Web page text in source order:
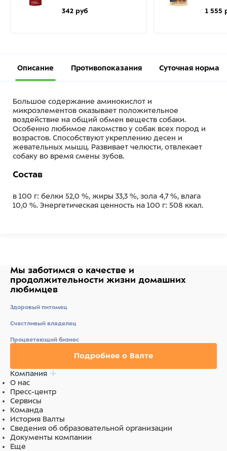
342 руб 1 555
Описание Противопоказания Суточная норма
Большое содержание аминокислот и
микроэлементов оказывает положительное
воздействие на общий обмен веществ собаки.
Особенно любимое лакомство у собак всех пород и
возрастов. Способствуют укреплению десен и
жевательных мышц. Развивает челюсти, отвлекает
собаку во время смены зубов.
Состав
в 100 г: белки 52,0 %, жиры 33,3 %, зола 4,7 %, влага
10,0 %. Энергетическая ценность на 100 г: 508 ккал.
Мы заботимся о качестве и
продолжительности жизни домашних
любимцев
Здоровый питомец
Счастливый владелец
Процветающий бизнес
Подробнее о Валте
Компания
О нас
Пресс-центр
Сервисы
Команда
История Валты
Сведения об образовательной организации
Документы компании
Еще